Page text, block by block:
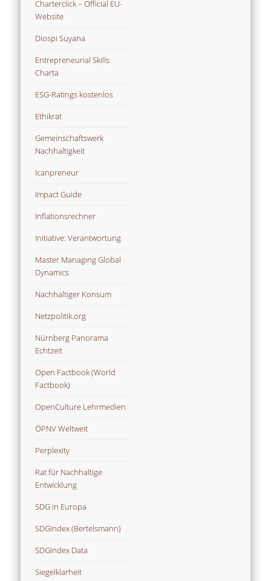
Charterclick – Official EU-
Website
Diospi Suyana
Entrepreneurial Skills
Charta
ESG-Ratings kostenlos
Ethikrat
Gemeinschaftswerk
Nachhaltigkeit
Icanpreneur
Impact Guide
Inflationsrechner
Initiative: Verantwortung
Master Managing Global
Dynamics
Nachhaltiger Konsum
Netzpolitik.org
Nürnberg Panorama
Echtzeit
Open Factbook (World
Factbook)
OpenCulture Lehrmedien
ÖPNV Weltweit
Perplexity
Rat für Nachhaltige
Entwicklung
SDG in Europa
SDGIndex (Bertelsmann)
SDGIndex Data
Siegelklarheit